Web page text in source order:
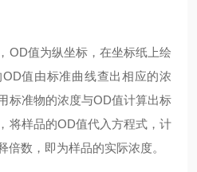
OD值为纵坐标，在坐标纸上绘
值由标准曲线查出相应的浓
标准物的浓度与OD值计算出标
将样品的OD值代入方程式，计
倍数，即为样品的实际浓度。